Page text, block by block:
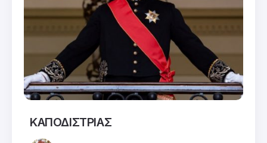
ΚΑΠΟΔΙΣΤΡΙΑΣ